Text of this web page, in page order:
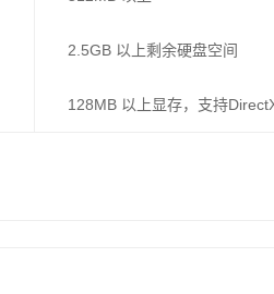
2.5GB 以上剩余硬盘空间
128MB 以上显存，支持